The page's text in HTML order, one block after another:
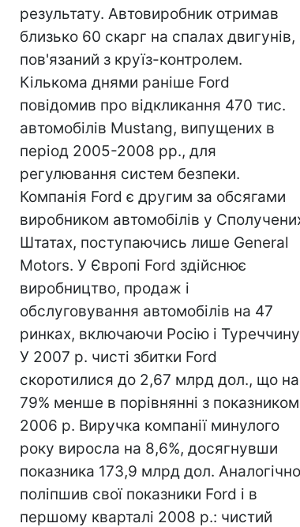
результату. Автовиробник отримав
близько 60 скарг на спалах двигунів,
пов'язаний з круїз-контролем.
Кількома днями раніше Ford
повідомив про відкликання 470 тис.
автомобілів Mustang, випущених в
період 2005-2008 рр., для
регулювання систем безпеки.
Компанія Ford є другим за обсягами
виробником автомобілів у
Штатах, поступаючись лише General
Motors. У Європі Ford здійснює
виробництво, продаж і
обслуговування автомобілів на 47
ринках, включаючи Росію і
У 2007 р. чисті збитки Ford
скоротилися до 2,67 млрд дол., що на
79% менше в порівнянні з показником
2006 р. Виручка компанії минулого
року виросла на 8,6%, досягнувши
показника 173,9 млрд дол. Аналогічно
поліпшив свої показники Ford і в
першому кварталі 2008 р.: чистий